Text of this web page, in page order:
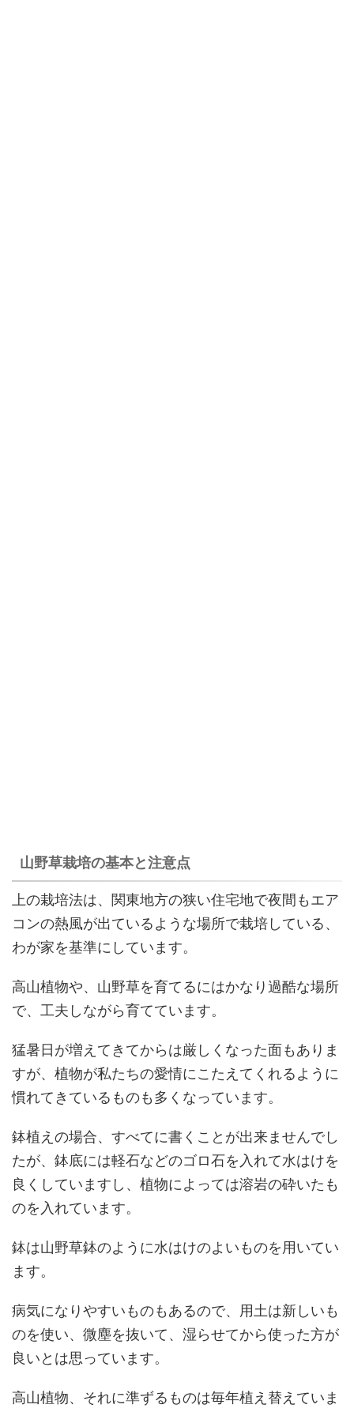
山野草栽培の基本と注意点
上の栽培法は、関東地方の狭い住宅地で夜間もエア
コンの熱風が出ているような場所で栽培している、
わが家を基準にしています。
高山植物や、山野草を育てるにはかなり過酷な場所
で、工夫しながら育てています。
猛暑日が増えてきてからは厳しくなった面もありま
すが、植物が私たちの愛情にこたえてくれるように
慣れてきているものも多くなっています。
鉢植えの場合、すべてに書くことが出来ませんでし
たが、鉢底には軽石などのゴロ石を入れて水はけを
良くしていますし、植物によっては溶岩の砕いたも
のを入れています。
鉢は山野草鉢のように水はけのよいものを用いてい
ます。
病気になりやすいものもあるので、用土は新しいも
のを使い、微塵を抜いて、湿らせてから使った方が
良いとは思っています。
高山植物、それに準ずるものは毎年植え替えていま